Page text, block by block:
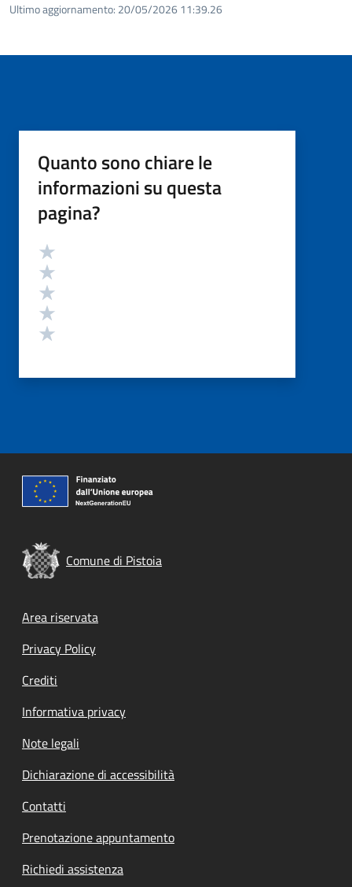
Ultimo aggiornamento: 20/05/2026 11:39.26
Quanto sono chiare le
informazioni su questa
pagina?
Valutazione
Comune di Pistoia
Footer menu
Area riservata
Privacy Policy
Crediti
Informativa privacy
Note legali
Dichiarazione di accessibilità
Contatti
Prenotazione appuntamento
Richiedi assistenza